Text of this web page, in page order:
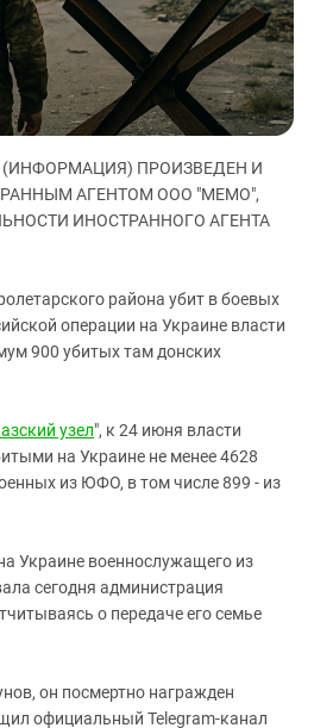
ЗАСТАВЛЯЕТ
КАВКАЗ ЗА ПАЛЕСТИНУ
ИНАКОМЫСЛИЕ В ЧЕЧНЕ
ПРЕСЛЕДОВАНИЕ АКТИВИСТОВ
МОБИЛИЗАЦИЯ И ПРОТЕСТЫ
ПРОИЗВЕДЕН И
АГЕНТОМ ООО "МЕМО",
ИНОСТРАННОГО АГЕНТА
района убит в боевых
операции на Украине власти
900 убитых там донских
узел", к 24 июня власти
на Украине не менее 4628
из ЮФО, в том числе 899 - из
Украине военнослужащего из
сегодня администрация
о передаче его семье
он посмертно награжден
официальный Telegram-канал